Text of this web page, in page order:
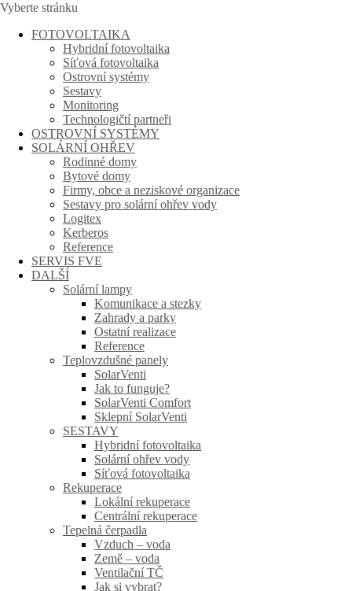
Vyberte stránku
FOTOVOLTAIKA
Hybridní fotovoltaika
Síťová fotovoltaika
Ostrovní systémy
Sestavy
Monitoring
Technologičtí partneři
OSTROVNÍ SYSTÉMY
SOLÁRNÍ OHŘEV
Rodinné domy
Bytové domy
Firmy, obce a neziskové organizace
Sestavy pro solární ohřev vody
Logitex
Kerberos
Reference
SERVIS FVE
DALŠÍ
Solární lampy
Komunikace a stezky
Zahrady a parky
Ostatní realizace
Reference
Teplovzdušné panely
SolarVenti
Jak to funguje?
SolarVenti Comfort
Sklepní SolarVenti
SESTAVY
Hybridní fotovoltaika
Solární ohřev vody
Síťová fotovoltaika
Rekuperace
Lokální rekuperace
Centrální rekuperace
Tepelná čerpadla
Vzduch – voda
Země – voda
Ventilační TČ
Jak si vybrat?